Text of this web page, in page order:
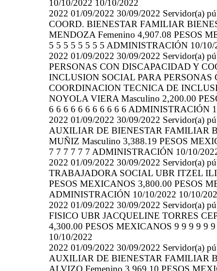
10/10/2022 10/10/2022
2022 01/09/2022 30/09/2022 Servidor(a)
COORD. BIENESTAR FAMILIAR
MENDOZA Femenino 4,907.08 PESOS
5 5 5 5 5 5 5 5 ADMINISTRACIÓN 10/10/
2022 01/09/2022 30/09/2022 Servidor(a)
PERSONAS CON DISCAPACIDAD Y
INCLUSION SOCIAL PARA
COORDINACION TECNICA DE
NOYOLA VIERA Masculino 2,200.00
6 6 6 6 6 6 6 6 6 6 6 ADMINISTRACIÓN
2022 01/09/2022 30/09/2022 Servidor(a)
AUXILIAR DE BIENESTAR FAMILIAR
MUÑIZ Masculino 3,388.19 PESOS
7 7 7 7 7 7 ADMINISTRACIÓN 10/10/
2022 01/09/2022 30/09/2022 Servidor(a)
TRABAJADORA SOCIAL UBR ITZEL
PESOS MEXICANOS 3,800.00 PESOS
ADMINISTRACIÓN 10/10/2022 10/10/
2022 01/09/2022 30/09/2022 Servidor(a)
FISICO UBR JACQUELINE TORRES
4,300.00 PESOS MEXICANOS 9 9 9 9 9
10/10/2022
2022 01/09/2022 30/09/2022 Servidor(a)
AUXILIAR DE BIENESTAR FAMILIAR
ALVIZO Femenino 3,969.10 PESOS